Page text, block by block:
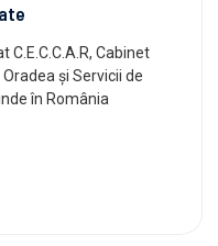
Cabinet
și Servicii de
în România